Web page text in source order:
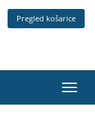
Pregled košarice